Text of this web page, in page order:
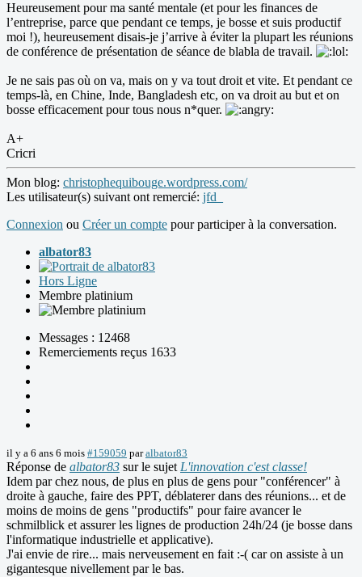
Heureusement pour ma santé mentale (et pour les finances de
l’entreprise, parce que pendant ce temps, je bosse et suis productif
moi !), heureusement disais-je j’arrive à éviter la plupart les réunions
de conférence de présentation de séance de blabla de travail.
Je ne sais pas où on va, mais on y va tout droit et vite. Et pendant ce
temps-là, en Chine, Inde, Bangladesh etc, on va droit au but et on
bosse efficacement pour tous nous n*quer.
A+
Cricri
Mon blog: christophequibouge.wordpress.com/
Les utilisateur(s) suivant ont remercié: jfd_
Connexion ou Créer un compte pour participer à la conversation.
albator83
Hors Ligne
Membre platinium
Messages : 12468
Remerciements reçus 1633
il y a 6 ans 6 mois #159059 paralbator83
Réponse de albator83 sur le sujet L'innovation c'est classe!
Idem par chez nous, de plus en plus de gens pour "conférencer" à
droite à gauche, faire des PPT, déblaterer dans des réunions... et de
moins de moins de gens "productifs" pour faire avancer le
schmilblick et assurer les lignes de production 24h/24 (je bosse dans
l'informatique industrielle et applicative).
J'ai envie de rire... mais nerveusement en fait :-( car on assiste à un
gigantesque nivellement par le bas.